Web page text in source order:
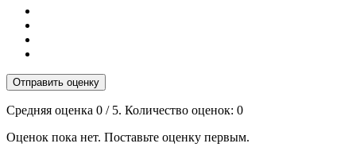
Отправить оценку
Средняя оценка 0 / 5. Количество оценок: 0
Оценок пока нет. Поставьте оценку первым.